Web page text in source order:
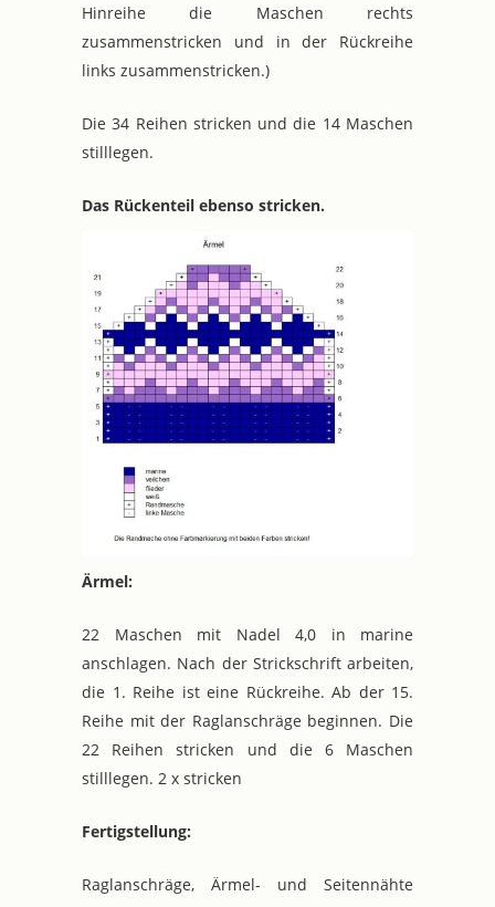
Hinreihe die Maschen rechts
zusammenstricken und in der Rückreihe
links zusammenstricken.)
Die 34 Reihen stricken und die 14 Maschen
stilllegen.
Das Rückenteil ebenso stricken.
Ärmel:
22 Maschen mit Nadel 4,0 in marine
anschlagen. Nach der Strickschrift arbeiten,
die 1. Reihe ist eine Rückreihe. Ab der 15.
Reihe mit der Raglanschräge beginnen. Die
22 Reihen stricken und die 6 Maschen
stilllegen. 2 x stricken
Fertigstellung:
Raglanschräge, Ärmel- und Seitennähte